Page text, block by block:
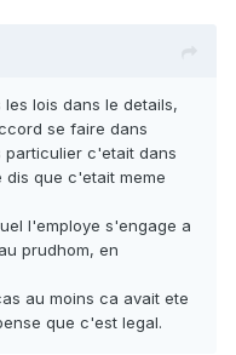
lois dans le details,
se faire dans
particulier c'etait dans
que c'etait meme
l'employe s'engage a
prudhom, en
au moins ca avait ete
que c'est legal.